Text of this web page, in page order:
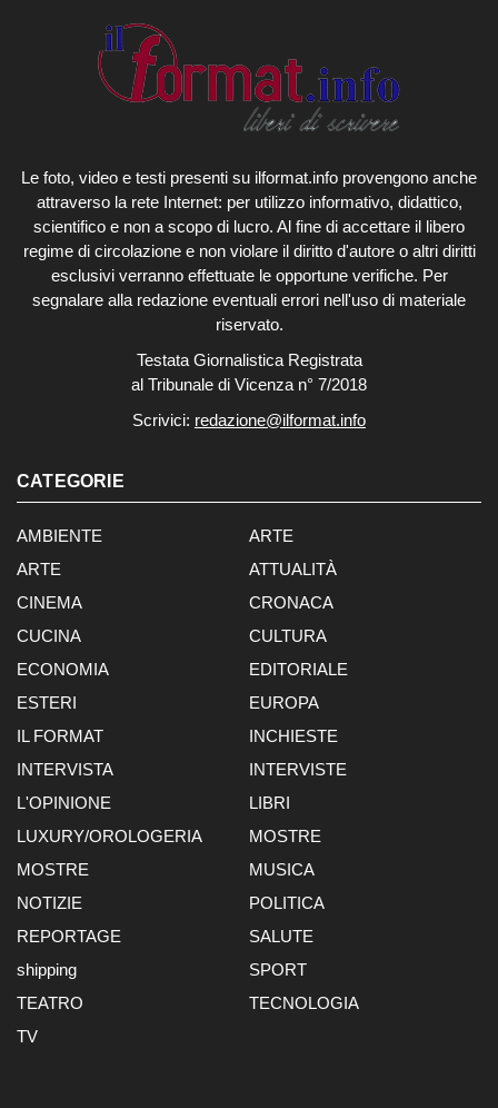
Le foto, video e testi presenti su ilformat.info provengono anche
attraverso la rete Internet: per utilizzo informativo, didattico,
scientifico e non a scopo di lucro. Al fine di accettare il libero
regime di circolazione e non violare il diritto d'autore o altri diritti
esclusivi verranno effettuate le opportune verifiche. Per
segnalare alla redazione eventuali errori nell'uso di materiale
riservato.
Testata Giornalistica Registrata
al Tribunale di Vicenza n° 7/2018
Scrivici: redazione@ilformat.info
CATEGORIE
AMBIENTE
ARTE
ARTE
ATTUALITÀ
CINEMA
CRONACA
CUCINA
CULTURA
ECONOMIA
EDITORIALE
ESTERI
EUROPA
IL FORMAT
INCHIESTE
INTERVISTA
INTERVISTE
L'OPINIONE
LIBRI
LUXURY/OROLOGERIA
MOSTRE
MOSTRE
MUSICA
NOTIZIE
POLITICA
REPORTAGE
SALUTE
shipping
SPORT
TEATRO
TECNOLOGIA
TV